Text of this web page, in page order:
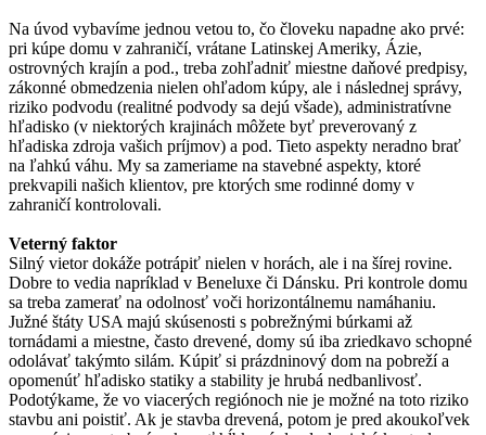
Na úvod vybavíme jednou vetou to, čo človeku napadne ako prvé:
pri kúpe domu v zahraničí, vrátane Latinskej Ameriky, Ázie,
ostrovných krajín a pod., treba zohľadniť miestne daňové predpisy,
zákonné obmedzenia nielen ohľadom kúpy, ale i následnej správy,
riziko podvodu (realitné podvody sa dejú všade), administratívne
hľadisko (v niektorých krajinách môžete byť preverovaný z
hľadiska zdroja vašich príjmov) a pod. Tieto aspekty neradno brať
na ľahkú váhu. My sa zameriame na stavebné aspekty, ktoré
prekvapili našich klientov, pre ktorých sme rodinné domy v
zahraničí kontrolovali.
Veterný faktor
Silný vietor dokáže potrápiť nielen v horách, ale i na šírej rovine.
Dobre to vedia napríklad v Beneluxe či Dánsku. Pri kontrole domu
sa treba zamerať na odolnosť voči horizontálnemu namáhaniu.
Južné štáty USA majú skúsenosti s pobrežnými búrkami až
tornádami a miestne, často drevené, domy sú iba zriedkavo schopné
odolávať takýmto silám. Kúpiť si prázdninový dom na pobreží a
opomenúť hľadisko statiky a stability je hrubá nedbanlivosť.
Podotýkame, že vo viacerých regiónoch nie je možné na toto riziko
stavbu ani poistiť. Ak je stavba drevená, potom je pred akoukoľvek